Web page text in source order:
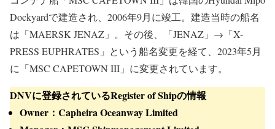
出典：Sri Lanka Ports Authority
コンテナ船「MSC CAPETOWN III」の概要
Dockyardで建造され、2006年9月に竣工。建造当時の船名
は「MAERSK JENAZ」。その後、「JENAZ」→「X-